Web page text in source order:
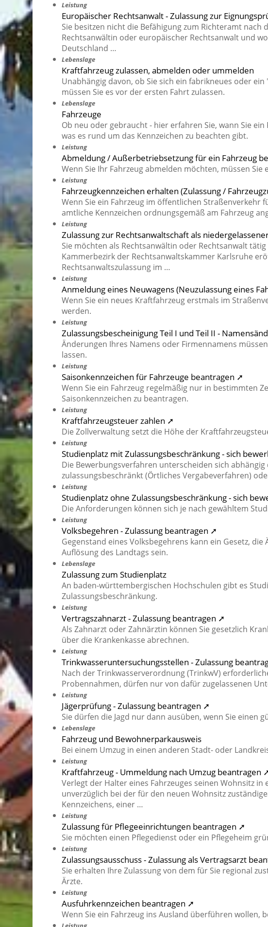
Leistung
Europäischer Rechtsanwalt - Zulassung zur
Sie besitzen nicht die Befähigung zum Richteramt
Rechtsanwältin oder europäischer Rechtsanwalt und
Deutschland …
Lebenslage
Kraftfahrzeug zulassen, abmelden oder ummelden
Unabhängig davon, ob Sie sich ein fabrikneues oder
müssen Sie es vor der ersten Fahrt zulassen.
Lebenslage
Fahrzeuge
Ob neu oder gebraucht - hier erfahren Sie, wann Sie
was es rund um das Kennzeichen zu beachten gibt.
Leistung
Abmeldung / Außerbetriebsetzung für ein Fahrzeug
Wenn Sie Ihr Fahrzeug abmelden möchten, müssen
Leistung
Fahrzeugkennzeichen erhalten (Zulassung /
Wenn Sie ein Fahrzeug im öffentlichen Straßenverkehr
amtliche Kennzeichen ordnungsgemäß am Fahrzeug
Leistung
Zulassung zur Rechtsanwaltschaft als
Sie möchten als Rechtsanwältin oder Rechtsanwalt
Kammerbezirk der Rechtsanwaltskammer Karlsruhe
Rechtsanwaltszulassung im …
Leistung
Anmeldung eines Neuwagens (Neuzulassung eines
Wenn Sie ein neues Kraftfahrzeug erstmals im
werden.
Leistung
Zulassungsbescheinigung Teil I und Teil II -
Änderungen Ihres Namens oder Firmennamens
lassen.
Leistung
Saisonkennzeichen für Fahrzeuge beantragen ➚
Wenn Sie ein Fahrzeug regelmäßig nur in bestimmten
Saisonkennzeichen zu beantragen.
Leistung
Kraftfahrzeugsteuer zahlen ➚
Die Zollverwaltung setzt die Höhe der
Leistung
Studienplatz mit Zulassungsbeschränkung - sich
Die Bewerbungsverfahren unterscheiden sich
zulassungsbeschränkt (Örtliches Vergabeverfahren)
Leistung
Studienplatz ohne Zulassungsbeschränkung - sich
Die Anforderungen können sich je nach gewähltem
Leistung
Volksbegehren - Zulassung beantragen ➚
Gegenstand eines Volksbegehrens kann ein Gesetz,
Auflösung des Landtags sein.
Lebenslage
Zulassung zum Studienplatz
An baden-württembergischen Hochschulen gibt es
Zulassungsbeschränkung.
Leistung
Vertragszahnarzt - Zulassung beantragen ➚
Als Zahnarzt oder Zahnärztin können Sie gesetzlich
über die Krankenkasse abrechnen.
Leistung
Trinkwasseruntersuchungsstellen - Zulassung
Nach der Trinkwasserverordnung (TrinkwV)
Probennahmen, dürfen nur von dafür zugelassenen
Leistung
Jägerprüfung - Zulassung beantragen ➚
Sie dürfen die Jagd nur dann ausüben, wenn Sie einen
Lebenslage
Fahrzeug und Bewohnerparkausweis
Bei einem Umzug in einen anderen Stadt- oder
Leistung
Kraftfahrzeug - Ummeldung nach Umzug beantragen
Verlegt der Halter eines Fahrzeuges seinen Wohnsitz
unverzüglich bei der für den neuen Wohnsitz
Kennzeichens, einer …
Leistung
Zulassung für Pflegeeinrichtungen beantragen ➚
Sie möchten einen Pflegedienst oder ein Pflegeheim
Leistung
Zulassungsausschuss - Zulassung als Vertragsarzt
Sie erhalten Ihre Zulassung von dem für Sie regional
Ärzte.
Leistung
Ausfuhrkennzeichen beantragen ➚
Wenn Sie ein Fahrzeug ins Ausland überführen wollen,